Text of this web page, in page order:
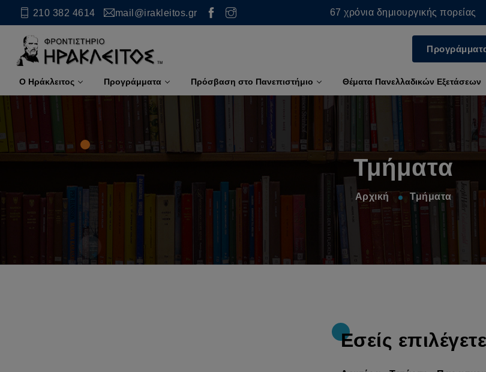
210 382 4614 mail@irakleitos.gr 67 χρόνια δημιουργικής πορείας
Ο Ηράκλειτος Προγράμματα Πρόσβαση στο Πανεπιστήμιο Θέματα Πανελλαδικών Εξετάσεων
Τμήματα
Αρχική Τμήματα
Εσείς